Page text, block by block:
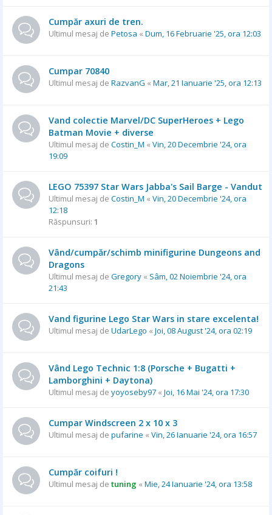
Cumpăr axuri de tren.
Ultimul mesaj de Petosa « Dum, 16 Februarie '25, ora 12:03
Cumpar 70840
Ultimul mesaj de RazvanG « Mar, 21 Ianuarie '25, ora 12:13
Vand colectie Marvel/DC SuperHeroes + Lego
Batman Movie + diverse
Ultimul mesaj de Costin_M « Vin, 20 Decembrie '24, ora
19:09
LEGO 75397 Star Wars Jabba's Sail Barge - Vandut
Ultimul mesaj de Costin_M « Vin, 20 Decembrie '24, ora
12:18
Răspunsuri: 1
Vând/cumpăr/schimb minifigurine Dungeons and
Dragons
Ultimul mesaj de Gregory « Sâm, 02 Noiembrie '24, ora
21:43
Vand figurine Lego Star Wars in stare excelenta!
Ultimul mesaj de UdarLego « Joi, 08 August '24, ora 02:19
Vând Lego Technic 1:8 (Porsche + Bugatti +
Lamborghini + Daytona)
Ultimul mesaj de yoyoseby97 « Joi, 16 Mai '24, ora 17:30
Cumpar Windscreen 2 x 10 x 3
Ultimul mesaj de pufarine « Vin, 26 Ianuarie '24, ora 16:57
Cumpăr coifuri !
Ultimul mesaj de tuning « Mie, 24 Ianuarie '24, ora 13:58